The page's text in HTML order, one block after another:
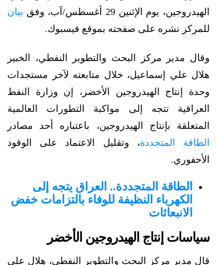
الهيدروجين، يوم الإثنين 29 أغسطس/آب، وفق
بيان
للمركز نشره على صفحته بموقع فيسبوك.
وقال مدير مركز البحث والتطوير النفطي، الخبير
هلال علي إسماعيل، خلال متابعته لآخر مستجدات
وحدة إنتاج الهيدروجين الأخضر، إن وزارة النفط
العراقية تتجه إلى مواكبة التطورات العالمية
المتعلقة بإنتاج الهيدروجين، باعتباره أحد مصادر
الطاقة المتجددة، وتقليل الاعتماد على الوقود
الأحفوري.
الطاقة المتجددة.. العراق يتجه إلى
الكهرباء النظيفة للوفاء بالتزامات خفض
الانبعاثات
سياسات إنتاج الهيدروجين الأخضر
قال مدير مركز البحث والتطوير النفطي، هلال علي